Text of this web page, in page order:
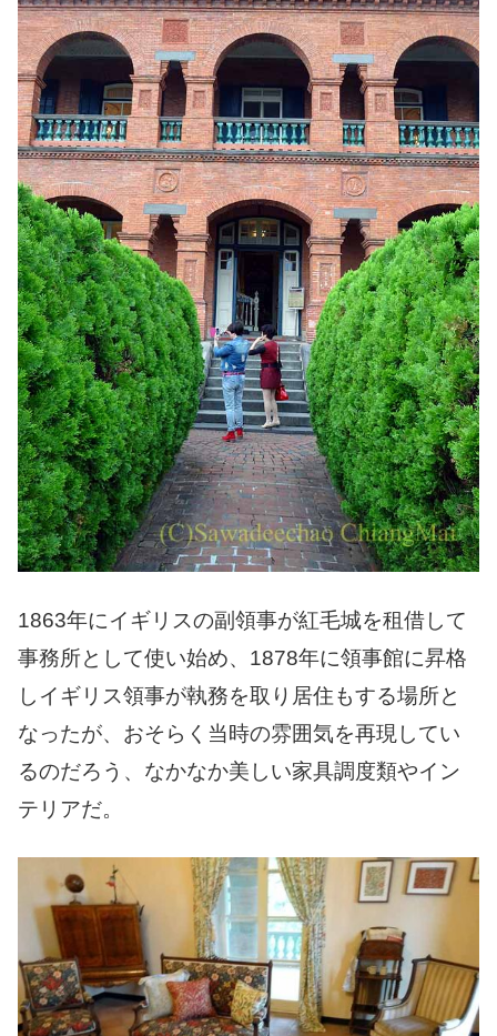
1863年にイギリスの副領事が紅毛城を租借して
事務所として使い始め、1878年に領事館に昇格
しイギリス領事が執務を取り居住もする場所と
なったが、おそらく当時の雰囲気を再現してい
るのだろう、なかなか美しい家具調度類やイン
テリアだ。